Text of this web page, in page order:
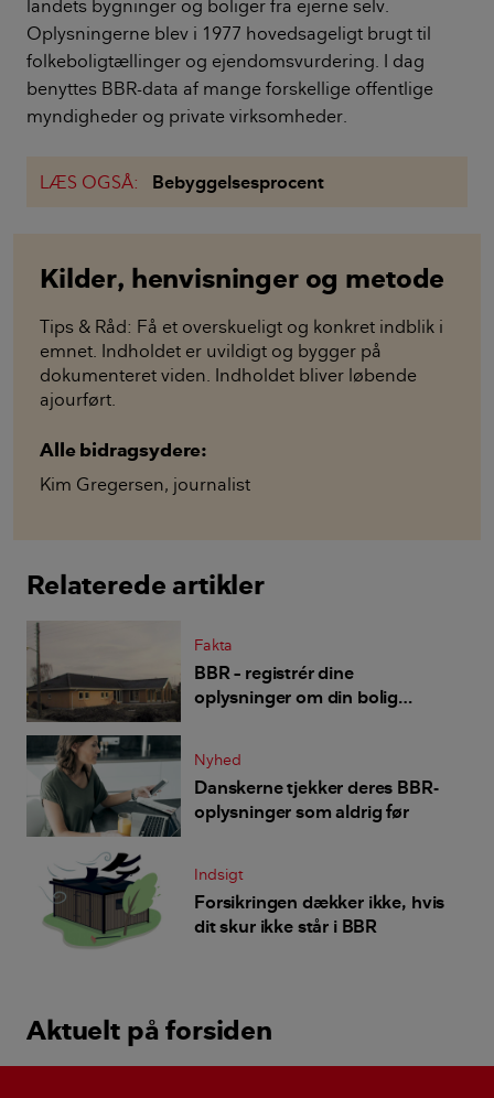
landets bygninger og boliger fra ejerne selv.
Oplysningerne blev i 1977 hovedsageligt brugt til
folkeboligtællinger og ejendomsvurdering. I dag
benyttes BBR-data af mange forskellige offentlige
myndigheder og private virksomheder.
LÆS OGSÅ: Bebyggelsesprocent
Kilder, henvisninger og metode
Tips & Råd: Få et overskueligt og konkret indblik i
emnet. Indholdet er uvildigt og bygger på
dokumenteret viden. Indholdet bliver løbende
ajourført.
Alle bidragsydere:
Kim Gregersen, journalist
Relaterede artikler
Fakta
BBR – registrér dine
oplysninger om din bolig
Nyhed
Danskerne tjekker deres BBR-
oplysninger som aldrig før
Indsigt
Forsikringen dækker ikke, hvis
dit skur ikke står i BBR
Aktuelt på forsiden